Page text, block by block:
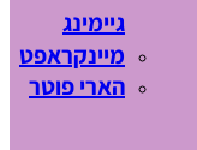
גיימינג
מיינקראפט
הארי פוטר